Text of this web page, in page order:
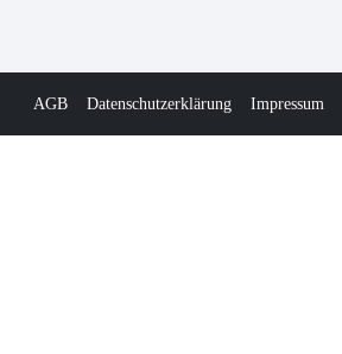
AGB Datenschutzerklärung Impressum